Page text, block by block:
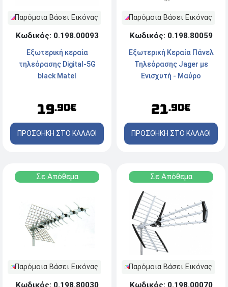
Παρόμοια Βάσει Εικόνας
Κωδικός: 0.198.00093
Εξωτερική κεραία
τηλεόρασης Digital-5G
black Matel
19.90€
ΠΡΟΣΘΗΚΗ ΣΤΟ ΚΑΛΑΘΙ
Παρόμοια Βάσει Εικόνας
Κωδικός: 0.198.80059
Εξωτερική Κεραία Πάνελ
Τηλεόρασης Jager με
Ενισχυτή - Μαύρο
21.90€
ΠΡΟΣΘΗΚΗ ΣΤΟ ΚΑΛΑΘΙ
Σε Απόθεμα
Παρόμοια Βάσει Εικόνας
Κωδικός: 0.198.80030
Σε Απόθεμα
Παρόμοια Βάσει Εικόνας
Κωδικός: 0.198.00070